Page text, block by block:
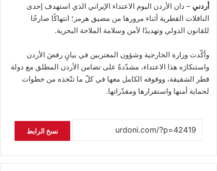
أردني – دان الأردن اليوم الاعتداء الإيراني الذي استهدف إحدى
الناقلات القطرية أثناء مرورها من مضيق هرمز؛ انتهاكًا صارخًا
للقانون الدولي وتهديدًا لأمن وسلامة الملاحة البحرية.
وأكّدت وزارة الخارجية وشؤون المغتربين في بيانٍ رفضَ الأردن
واستنكارَه هذا الاعتداء، مشدّدةً على تضامن الأردن المطلق مع دولة
قطر الشقيقة، ووقوفه الكامل معها في كلّ ما تتّخذه من خطوات
لحماية أمنها واستقرارها ومقدّراتها.
نسخ الرابط